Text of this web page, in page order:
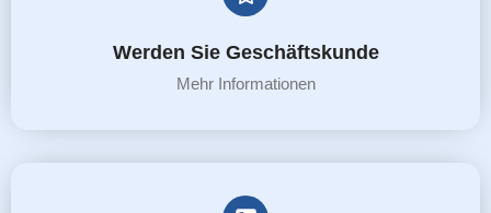
Werden Sie Geschäftskunde
Mehr Informationen